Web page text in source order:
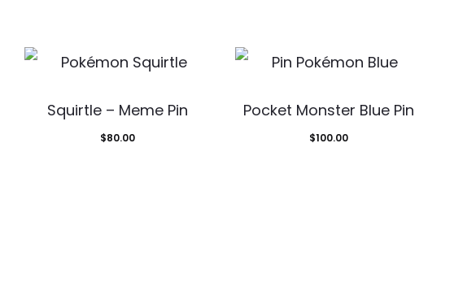
Squirtle – Meme Pin
$80.00
Pocket Monster Blue Pin
$100.00